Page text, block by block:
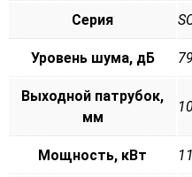
Серия
Уровень шума, дБ 79
Выходной патрубок,
мм
Мощность, кВт 11